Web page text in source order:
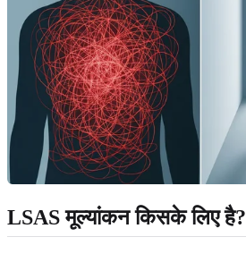
LSAS मूल्यांकन किसके लिए है?